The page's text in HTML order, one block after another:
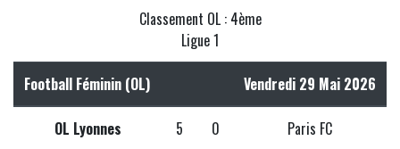
Classement OL : 4ème
Ligue 1
Football Féminin (OL) Vendredi 29 Mai 2026
OL Lyonnes 5 0 Paris FC